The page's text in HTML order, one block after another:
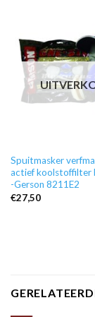
Spuitmasker
actief koolstoffilter
-Gerson 8211E2
€27,50